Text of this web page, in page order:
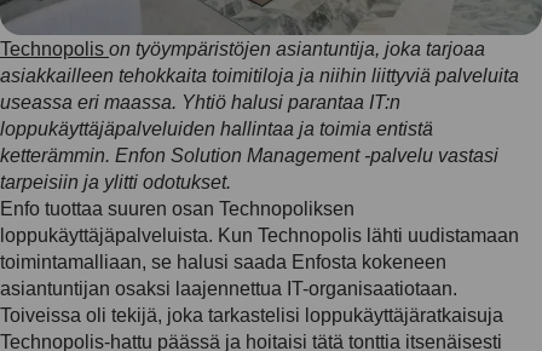
Technopolis on työympäristöjen asiantuntija, joka tarjoaa
asiakkailleen tehokkaita toimitiloja ja niihin liittyviä palveluita
useassa eri maassa. Yhtiö halusi parantaa IT:n
loppukäyttäjäpalveluiden hallintaa ja toimia entistä
ketterämmin. Enfon Solution Management -palvelu vastasi
tarpeisiin ja ylitti odotukset.
Enfo tuottaa suuren osan Technopoliksen
loppukäyttäjäpalveluista. Kun Technopolis lähti uudistamaan
toimintamalliaan, se halusi saada Enfosta kokeneen
asiantuntijan osaksi laajennettua IT-organisaatiotaan.
Toiveissa oli tekijä, joka tarkastelisi loppukäyttäjäratkaisuja
Technopolis-hattu päässä ja hoitaisi tätä tonttia itsenäisesti